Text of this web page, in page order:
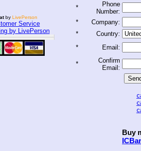
by LivePerson
*
Phone
Number:
*
Company:
*
Country:
*
Email:
*
Confirm
Email:
Buy